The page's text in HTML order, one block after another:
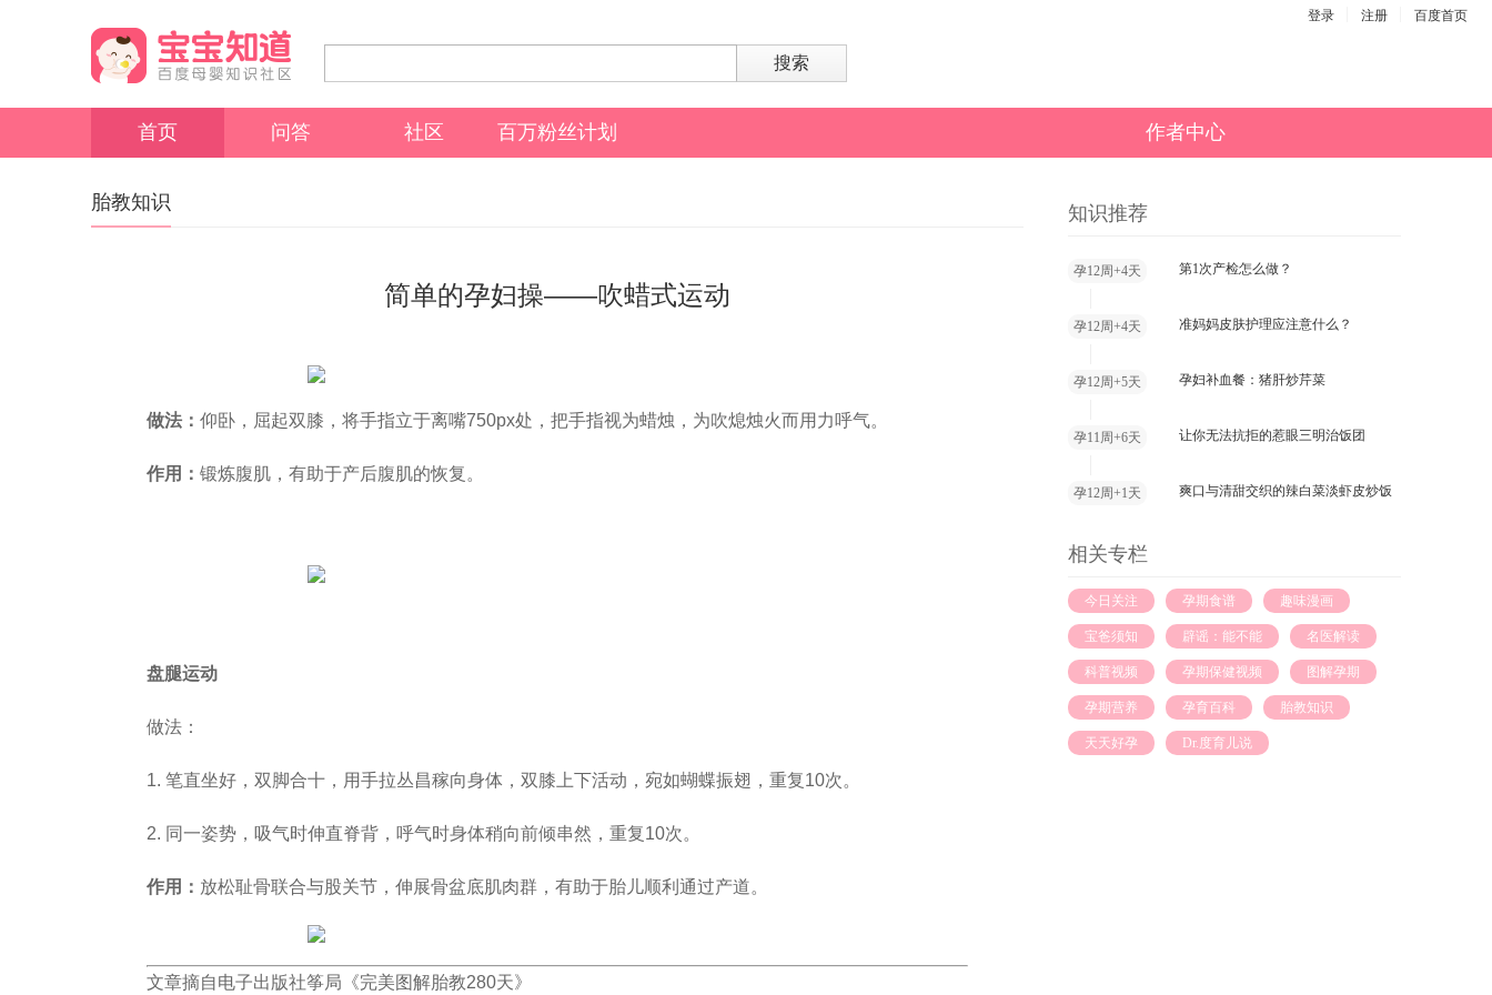
登录 注册 百度首页
搜索
首页 问答 社区 百万粉丝计划 作者中心
知识推荐
孕12周+4天 第1次产检怎么做？
孕12周+4天 准妈妈皮肤护理应注意什么？
孕12周+5天 孕妇补血餐：猪肝炒芹菜
孕11周+6天 让你无法抗拒的惹眼三明治饭团
孕12周+1天 爽口与清甜交织的辣白菜淡虾皮炒饭
相关专栏
今日关注 孕期食谱 趣味漫画
宝爸须知 辟谣：能不能 名医解读
科普视频 孕期保健视频 图解孕期
孕期营养 孕育百科 胎教知识
天天好孕 Dr.度育儿说
胎教知识
简单的孕妇操——吹蜡式运动
做法： 仰卧，屈起双膝，将手指立于离嘴750px处，把手指视为蜡烛，为吹熄烛火而用力呼气。
作用： 锻炼腹肌，有助于产后腹肌的恢复。
盘腿运动
做法：
1. 笔直坐好，双脚合十，用手拉丛昌稼向身体，双膝上下活动，宛如蝴蝶振翅，重复10次。
2. 同一姿势，吸气时伸直脊背，呼气时身体稍向前倾串然，重复10次。
作用： 放松耻骨联合与股关节，伸展骨盆底肌肉群，有助于胎儿顺利通过产道。
文章摘自电子出版社筝局《完美图解胎教280天》